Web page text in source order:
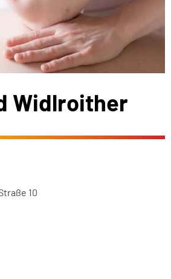
Widlroither
10